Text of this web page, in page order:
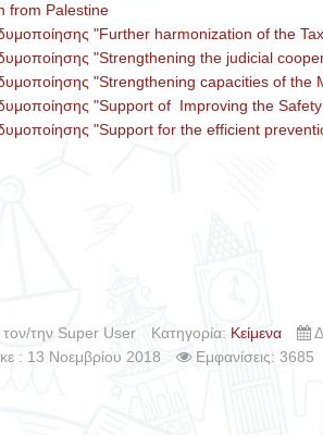
from Palestine
"Further harmonization of the
"Strengthening the judicial
"Strengthening capacities of
"Support of Improving the
"Support for the efficient
την Super User
Κατηγορία: Κείμενα
: 13 Νοεμβρίου 2018
Εμφανίσεις: 3685